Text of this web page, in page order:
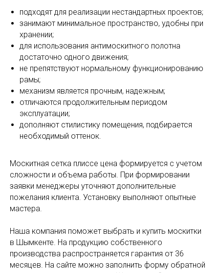
подходят для реализации нестандартных проектов;
занимают минимальное пространство, удобны при
хранении;
для использования антимоскитного полотна
достаточно одного движения;
не препятствуют нормальному функционированию
рамы;
механизм является прочным, надежным;
отличаются продолжительным периодом
эксплуатации;
дополняют стилистику помещения, подбирается
необходимый оттенок.
Москитная сетка плиссе цена формируется с учетом
сложности и объема работы. При формировании
заявки менеджеры уточняют дополнительные
пожелания клиента. Установку выполняют опытные
мастера.
Наша компания поможет выбрать и купить москитки
в Шымкенте. На продукцию собственного
производства распространяется гарантия от 36
месяцев. На сайте можно заполнить форму обратной